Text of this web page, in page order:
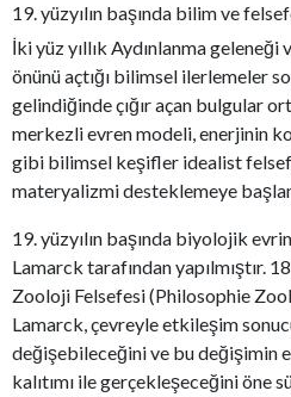
19. yüzyılın başında bilim ve
İki yüz yıllık Aydınlanma
önünü açtığı bilimsel ilerlemeler
gelindiğinde çığır açan bulgular
merkezli evren modeli, enerjinin
gibi bilimsel keşifler idealist
materyalizmi desteklemeye
19. yüzyılın başında biyolojik
Lamarck tarafından yapılmıştır.
Zooloji Felsefesi (Philosophie
Lamarck, çevreyle etkileşim
değişebileceğini ve bu değişimin
kalıtımı ile gerçekleşeceğini öne